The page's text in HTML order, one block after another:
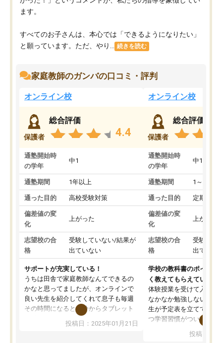
ます。
すべてのお子さんは、本心では「できるようになりたい」
と願っています。ただ、やり...
続きを読む
家庭教師のガンバの口コミ・評判
オンライン校
保護者
総合評価
4.4
通塾開始時
の学年
中1
通塾期間 1年以上
通った目的 高校受験対策
偏差値の変
化
上がった
志望校の合
格
受験していない/結果が
出ていない
サポートが充実している！
うちは田舎で家庭教師なんてできるの
かなと思ってましたが、オンラインで
良い先生を紹介してくれて息子も毎週
その時間になると自分からタブレット
を開いてzoomを繋げるようになりまし
た！5科目なんでもOKなのもとても気
投稿日：2025年01月21日
オンライン校
保護者
総合評価
通塾開始時
の学年
中1
通塾期間 1～3ヵ月
通った目的 定期テス
偏差値の変
化
上がった
志望校の合
格
受験して
出ていな
学校の教科書のポイント
く教えてもらえている
体験授業を受けて入塾し
なかなか勉強しない息子
生が予定表を立ててくれ
つ学習習慣がついてきま
指導が無い日も予定表
投稿日：